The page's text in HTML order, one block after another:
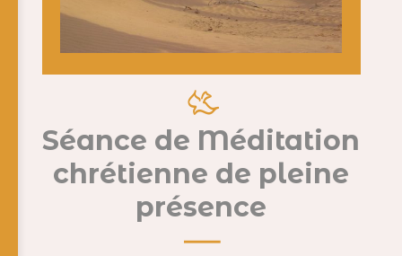
Séance de Méditation
chrétienne de pleine
présence